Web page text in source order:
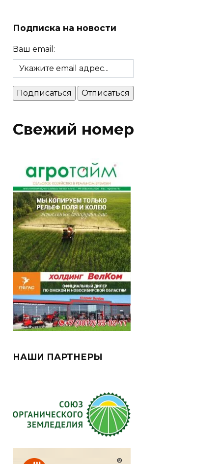
Подписка на новости
Ваш email:
Свежий номер
НАШИ ПАРТНЕРЫ